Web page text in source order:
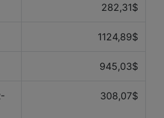
282,31$
1124,89$
945,03$
308,07$